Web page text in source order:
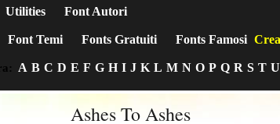
Utilities Font Autori
Font Temi Fonts Gratuiti Fonts Famosi
A B C D E F G H I J K L M N O P Q R S T U
Ashes To Ashes